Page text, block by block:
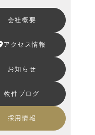
会社概要
アクセス情報
お知らせ
物件ブログ
採用情報